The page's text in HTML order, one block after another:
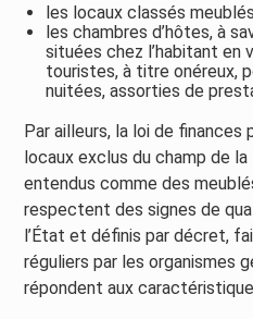
les locaux classés
les chambres d’hôtes, à
situées chez l’habitant en
touristes, à titre onéreux,
nuitées, assorties de
Par ailleurs, la loi de finances
locaux exclus du champ de
entendus comme des
respectent des signes de
l’État et définis par décret,
réguliers par les organismes
répondent aux